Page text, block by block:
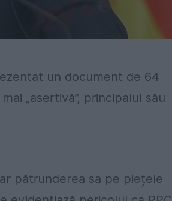
un document de 64
„asertivă”, principalul său
pătrunderea sa pe piețele